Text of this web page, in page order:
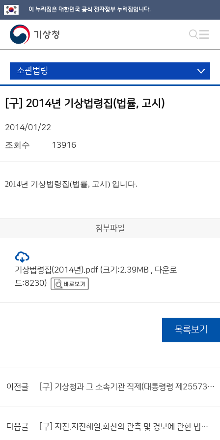
이 누리집은 대한민국 공식 전자정부 누리집입니다.
소관법령
[구] 2014년 기상법령집(법률, 고시)
2014/01/22
조회수 13916
2014년 기상법령집(법률, 고시) 입니다.
첨부파일
기상법령집(2014년).pdf (크기:2.39MB , 다운로
드:8230)
목록보기
이전글 [구] 기상청과 그 소속기관 직제(대통령령 제25573호)
다음글 [구] 지진.지진해일.화산의 관측 및 경보에 관한 법률 제정